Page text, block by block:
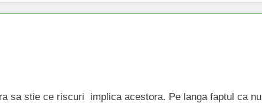
sa stie ce riscuri implica acestora. Pe langa faptul ca nu